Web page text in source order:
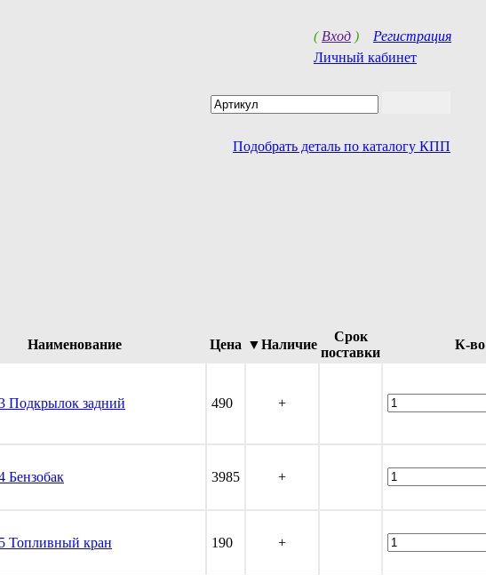
( Вход ) Регистрация
Личный кабинет
Подобрать деталь по каталогу КПП
Наименование Цена ▼Наличие
Срок
поставки
К-во
Подкрылок задний 490 +
Бензобак 3985 +
Топливный кран 190 +